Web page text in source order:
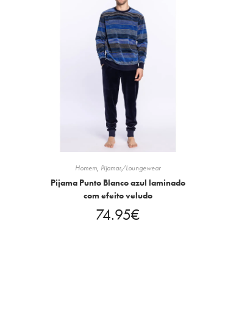
Homem, Pijamas/Loungewear
Pijama Punto Blanco azul laminado
com efeito veludo
74.95€